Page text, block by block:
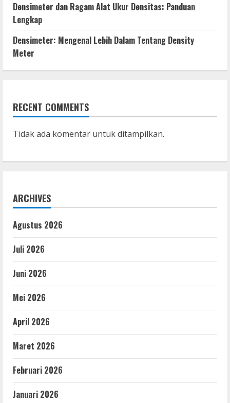
Densimeter dan Ragam Alat Ukur Densitas: Panduan
Lengkap
Densimeter: Mengenal Lebih Dalam Tentang Density
Meter
RECENT COMMENTS
Tidak ada komentar untuk ditampilkan.
ARCHIVES
Agustus 2026
Juli 2026
Juni 2026
Mei 2026
April 2026
Maret 2026
Februari 2026
Januari 2026